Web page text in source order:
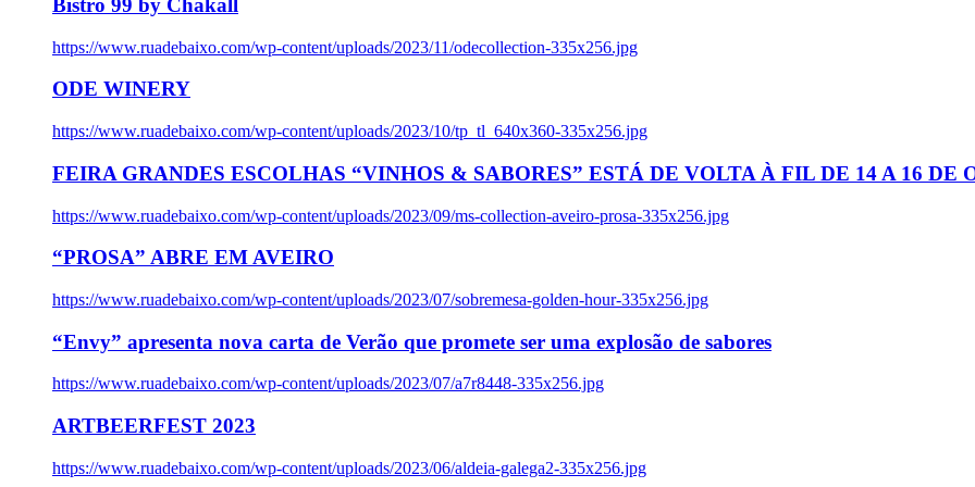
Bistro 99 by Chakall
https://www.ruadebaixo.com/wp-content/uploads/2023/11/odecollection-335x256.jpg
ODE WINERY
https://www.ruadebaixo.com/wp-content/uploads/2023/10/tp_tl_640x360-335x256.jpg
FEIRA GRANDES ESCOLHAS “VINHOS & SABORES” ESTÁ DE VOLTA À FIL DE 14 A 16 DE
https://www.ruadebaixo.com/wp-content/uploads/2023/09/ms-collection-aveiro-prosa-335x256.jpg
“PROSA” ABRE EM AVEIRO
https://www.ruadebaixo.com/wp-content/uploads/2023/07/sobremesa-golden-hour-335x256.jpg
“Envy” apresenta nova carta de Verão que promete ser uma explosão de sabores
https://www.ruadebaixo.com/wp-content/uploads/2023/07/a7r8448-335x256.jpg
ARTBEERFEST 2023
https://www.ruadebaixo.com/wp-content/uploads/2023/06/aldeia-galega2-335x256.jpg